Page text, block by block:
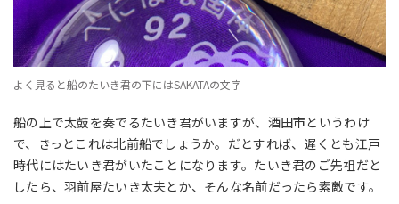
よく見ると船のたいき君の下にはSAKATAの文字
船の上で太鼓を奏でるたいき君がいますが、酒田市というわけ
で、きっとこれは北前船でしょうか。だとすれば、遅くとも江戸
時代にはたいき君がいたことになります。たいき君のご先祖だと
したら、羽前屋たいき太夫とか、そんな名前だったら素敵です。